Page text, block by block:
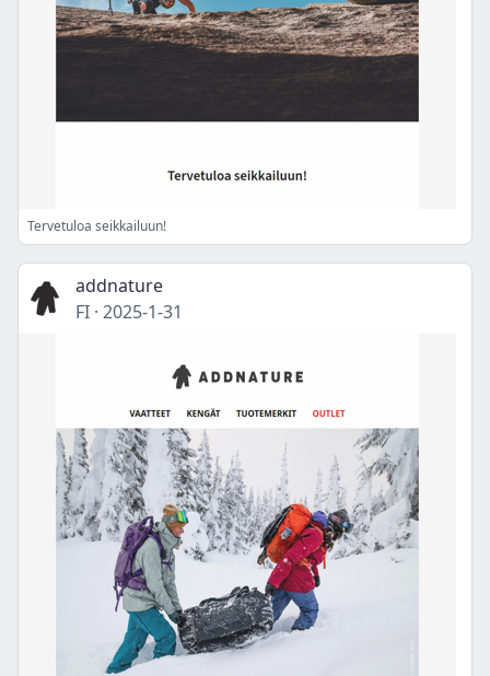
Tervetuloa seikkailuun!
addnature
FI · 2025-1-31